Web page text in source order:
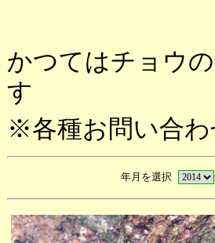
かつてはチョウ
す
※各種お問い合わ
年月を選択